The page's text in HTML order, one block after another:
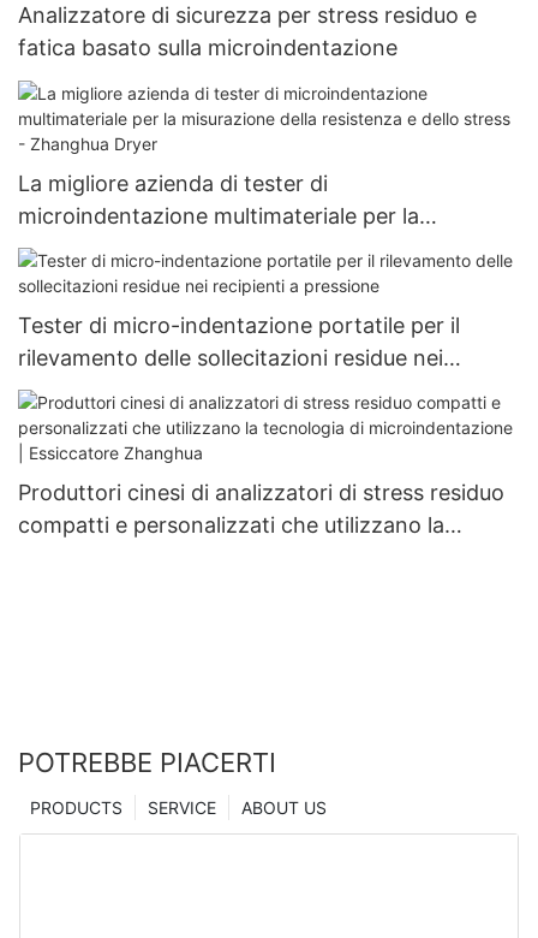
Analizzatore di sicurezza per stress residuo e
fatica basato sulla microindentazione
La migliore azienda di tester di
microindentazione multimateriale per la
misurazione della resistenza e dello stress -
Zhanghua Dryer
Tester di micro-indentazione portatile per il
rilevamento delle sollecitazioni residue nei
recipienti a pressione
Produttori cinesi di analizzatori di stress residuo
compatti e personalizzati che utilizzano la
POTREBBE PIACERTI
ABOUT US
SERVICE
PRODUCTS